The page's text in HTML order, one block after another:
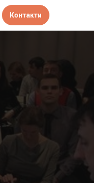
Контакти